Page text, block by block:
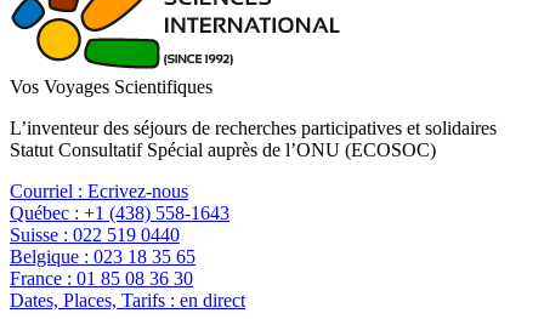
Vos Voyages Scientifiques
L’inventeur des séjours de recherches participatives et solidaires
Statut Consultatif Spécial auprès de l’ONU (ECOSOC)
Courriel : Ecrivez-nous
Québec : +1 (438) 558-1643
Suisse : 022 519 0440
Belgique : 023 18 35 65
France : 01 85 08 36 30
Dates, Places, Tarifs : en direct